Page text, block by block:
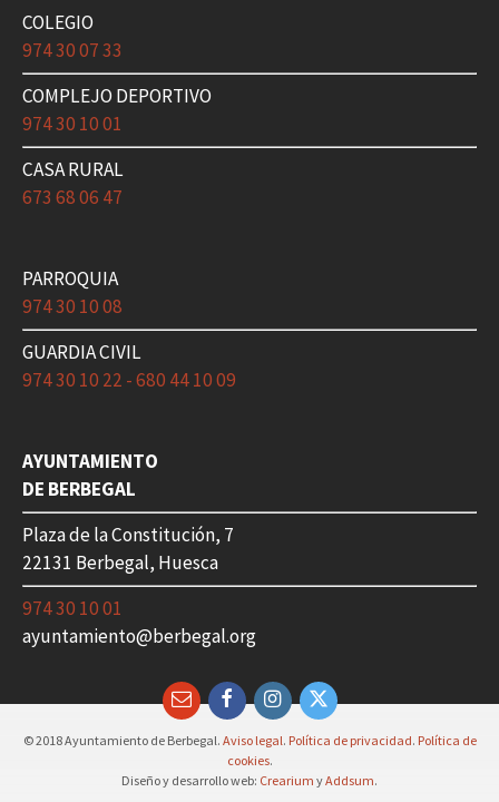
COLEGIO
974 30 07 33
COMPLEJO DEPORTIVO
974 30 10 01
CASA RURAL
673 68 06 47
PARROQUIA
974 30 10 08
GUARDIA CIVIL
974 30 10 22 - 680 44 10 09
AYUNTAMIENTO
DE BERBEGAL
Plaza de la Constitución, 7
22131 Berbegal, Huesca
974 30 10 01
ayuntamiento@berbegal.org
EmailFacebookInstagramTwitter
© 2018 Ayuntamiento de Berbegal. Aviso legal. Política de privacidad. Política de
cookies.
Diseño y desarrollo web: Crearium yAddsum.